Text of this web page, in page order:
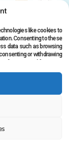
like cookies to
Consenting to these
data such as browsing
or withdrawing
features and functions.
کپی‌رایت @ 2026 www.clinicana.com. تمامی حقوق محفوظ است.
|